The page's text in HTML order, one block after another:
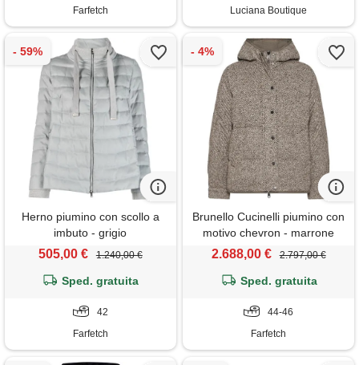
Farfetch Luciana Boutique
Herno piumino con scollo a
imbuto - grigio
505,00 € 1.240,00 €
Sped. gratuita
42
Farfetch
Brunello Cucinelli piumino con
motivo chevron - marrone
2.688,00 € 2.797,00 €
Sped. gratuita
44-46
Farfetch